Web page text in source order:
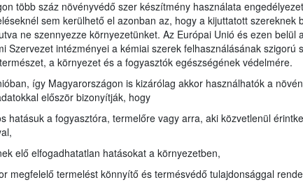
több száz növényvédő szer készítmény használata
sem kerülhető el azonban az, hogy a kijuttatott szereknek
ne szennyezze környezetünket. Az Európai Unió és ezen belül
Szervezet intézményei a kémiai szerek felhasználásának szigorú
a környezet és a fogyasztók egészségének védelmére.
így Magyarországon is kizárólag akkor használhatók a
először bizonyítják, hogy
hatásuk a fogyasztóra, termelőre vagy arra, aki közvetlenül
elő elfogadhatatlan hatásokat a környezetben,
megfelelő termelést könnyítő és termésvédő tulajdonsággal